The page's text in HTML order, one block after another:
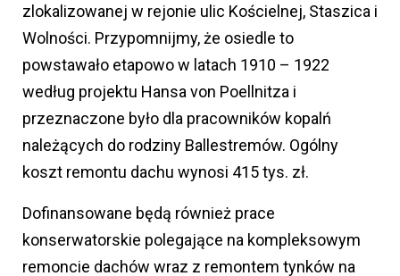
zlokalizowanej w rejonie ulic Kościelnej, Staszica i
Wolności. Przypomnijmy, że osiedle to
powstawało etapowo w latach 1910 – 1922
według projektu Hansa von Poellnitza i
przeznaczone było dla pracowników kopalń
należących do rodziny Ballestremów. Ogólny
koszt remontu dachu wynosi 415 tys. zł.
Dofinansowane będą również prace
konserwatorskie polegające na kompleksowym
remoncie dachów wraz z remontem tynków na